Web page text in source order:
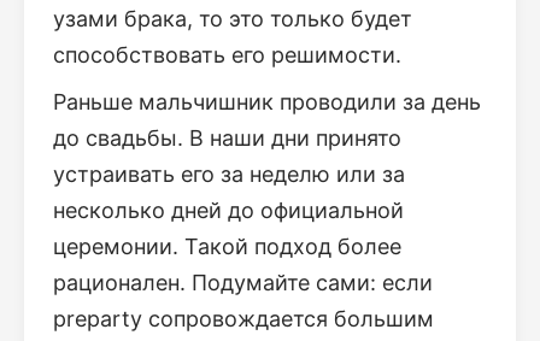
узами брака, то это только будет
способствовать его решимости.
Раньше мальчишник проводили за день
до свадьбы. В наши дни принято
устраивать его за неделю или за
несколько дней до официальной
церемонии. Такой подход более
рационален. Подумайте сами: если
preparty сопровождается большим